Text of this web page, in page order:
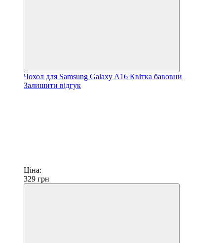
Чохол для Samsung Galaxy A16 Квітка бавовни
Залишити відгук
Ціна:
329 грн